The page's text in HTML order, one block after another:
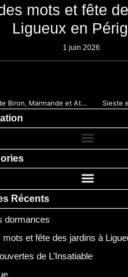
mots et fête
Ligueux en
1 juin 2026
Château de Biron, Marmande et Atelier Sieste
Récents
dormances
mots et fête des jardins à
de L’Insatiable